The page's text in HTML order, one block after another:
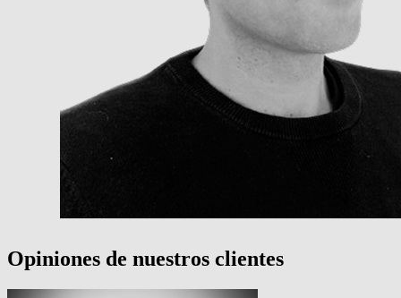
Opiniones de nuestros clientes